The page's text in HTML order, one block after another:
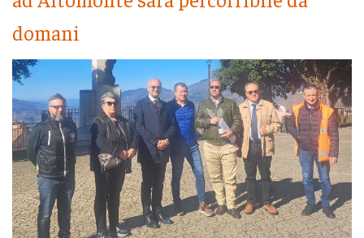
domani